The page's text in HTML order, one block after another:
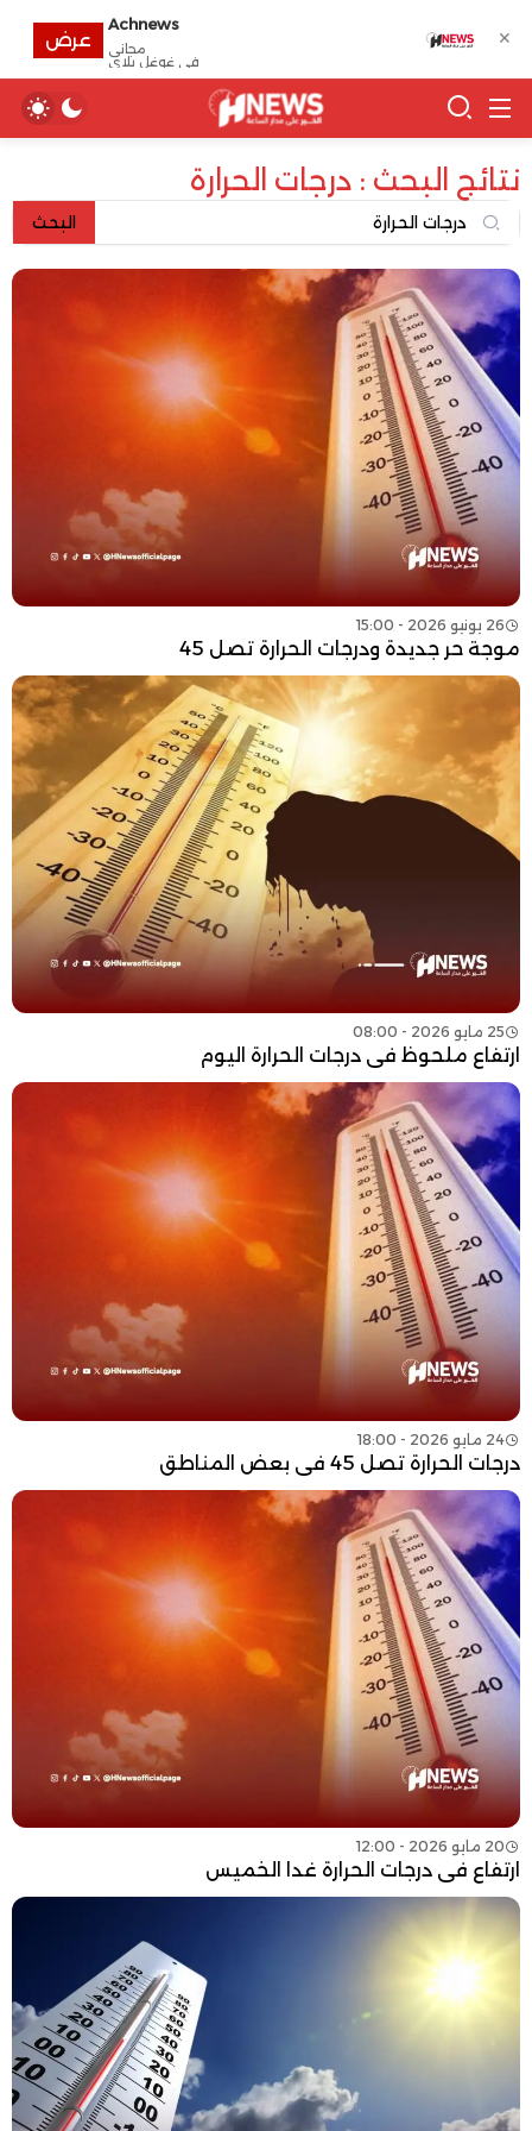
نتائج البحث : درجات الحرارة
البحث
26 يونيو 2026 - 15:00
موجة حر جديدة ودرجات الحرارة تصل 45
25 مايو 2026 - 08:00
ارتفاع ملحوظ في درجات الحرارة اليوم
24 مايو 2026 - 18:00
درجات الحرارة تصل 45 في بعض المناطق
20 مايو 2026 - 12:00
ارتفاع في درجات الحرارة غدا الخميس
✕
Achnews
مجانى
في غوغل بلاي
عرض